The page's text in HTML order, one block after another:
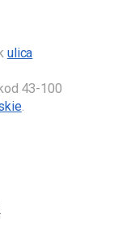
ulica
kod 43-100
.